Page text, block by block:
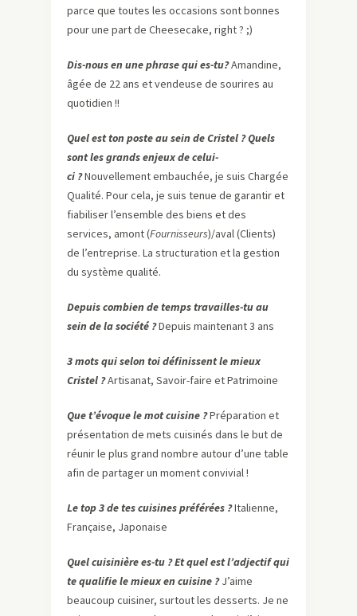
parce que toutes les occasions sont bonnes
pour une part de Cheesecake, right ? ;)
Dis-nous en une phrase qui es-tu?Amandine,
âgée de 22 ans et vendeuse de sourires au
quotidien !!
Quel est ton poste au sein de Cristel ? Quels
sont les grands enjeux de celui-
ci ?Nouvellement embauchée, je suis Chargée
Qualité. Pour cela, je suis tenue de garantir et
fiabiliser l’ensemble des biens et des
services, amont (Fournisseurs)/aval (Clients)
de l’entreprise. La structuration et la gestion
du système qualité.
Depuis combien de temps travailles-tu au
sein de la société ?Depuis maintenant 3 ans
3 mots qui selon toi définissent le mieux
Cristel ?Artisanat, Savoir-faire et Patrimoine
Que t’évoque le mot cuisine ?Préparation et
présentation de mets cuisinés dans le but de
réunir le plus grand nombre autour d’une table
afin de partager un moment convivial !
Le top 3 de tes cuisines préférées ?Italienne,
Française, Japonaise
Quel cuisinière es-tu ? Et quel est l’adjectif qui
te qualifie le mieux en cuisine ?J’aime
beaucoup cuisiner, surtout les desserts. Je ne